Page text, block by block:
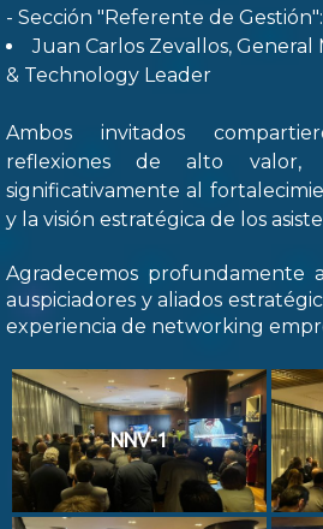
- Sección "Referente de Gestión":
Juan Carlos Zevallos,
& Technology Leader
Ambos invitados
reflexiones de alto valor,
significativamente al
y la visión estratégica de los
Agradecemos profundamente
auspiciadores y aliados
experiencia de networking
NNV-1